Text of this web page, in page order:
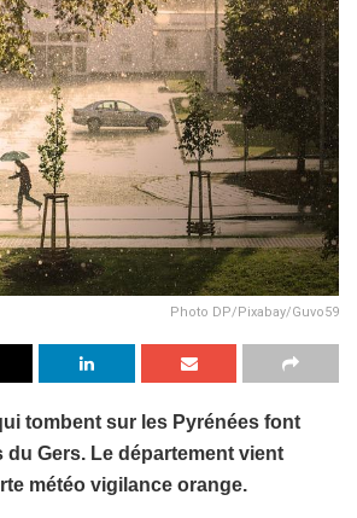
Photo DP/Pixabay/Guvo59
tombent sur les Pyrénées font
Gers. Le département vient
météo vigilance orange.